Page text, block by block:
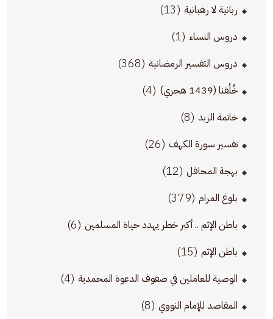
ربانية لا رهبانية (13)
دروس النساء (1)
دروس التفسير الرمضانية (368)
خُلُقنا (1439 هجري) (4)
خاتمة الزبد (8)
تفسير سورة الكهف (26)
بهجة المحافل (12)
بلوغ المرام (379)
باطن الإثم .. أكبر خطر يهدد حياة المسلمين (6)
باطن الإثم (15)
الوصية للعاملين في صفوف الدعوة المحمدية (4)
المقاصد للإمام النووي (8)